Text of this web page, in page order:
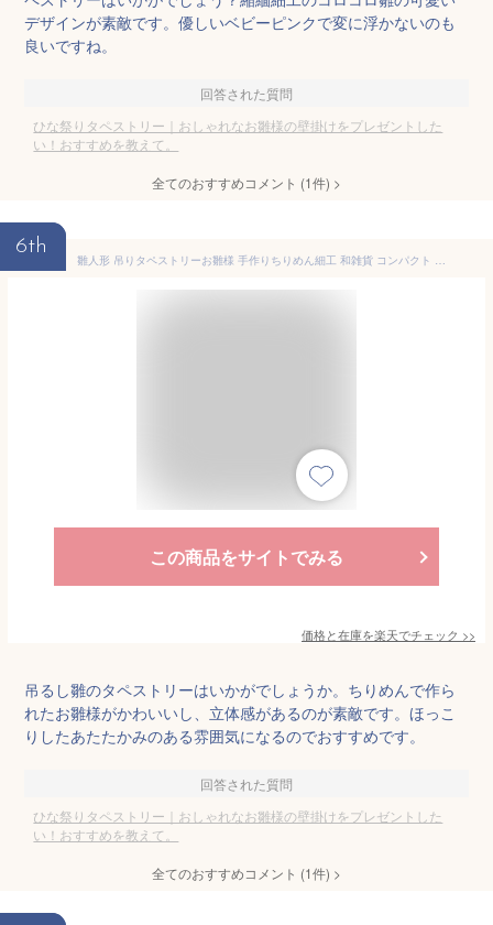
デザインが素敵です。優しいベビーピンクで変に浮かないのも
良いですね。
回答された質問
ひな祭りタペストリー｜おしゃれなお雛様の壁掛けをプレゼントした
い！おすすめを教えて。
全てのおすすめコメント (1件) >
6th
雛人形 吊りタペストリーお雛様 手作りちりめん細工 和雑貨 コンパクト 道具 ひなまつり
この商品をサイトでみる
価格と在庫を楽天でチェック >>
吊るし雛のタペストリーはいかがでしょうか。ちりめんで作ら
れたお雛様がかわいいし、立体感があるのが素敵です。ほっこ
りしたあたたかみのある雰囲気になるのでおすすめです。
回答された質問
ひな祭りタペストリー｜おしゃれなお雛様の壁掛けをプレゼントした
い！おすすめを教えて。
全てのおすすめコメント (1件) >